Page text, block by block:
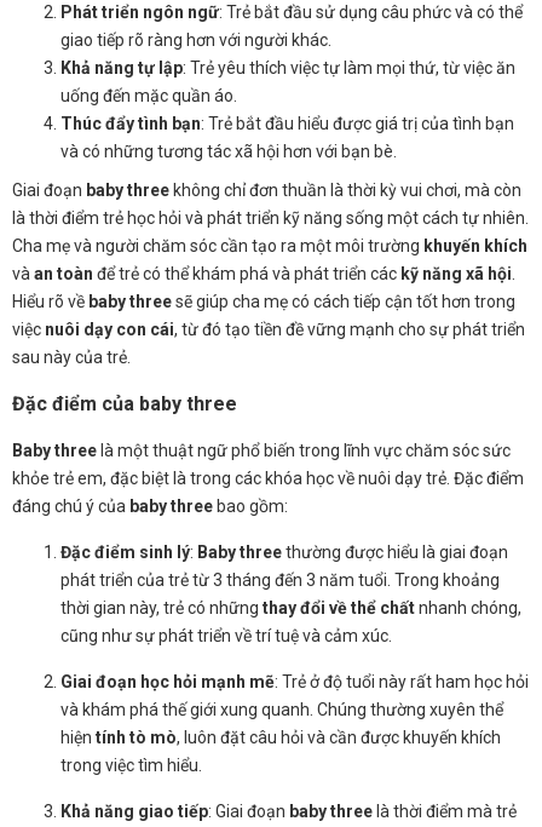
Phát triển ngôn ngữ: Trẻ bắt đầu sử dụng câu phức và có thể
giao tiếp rõ ràng hơn với người khác.
Khả năng tự lập: Trẻ yêu thích việc tự làm mọi thứ, từ việc ăn
uống đến mặc quần áo.
Thúc đẩy tình bạn: Trẻ bắt đầu hiểu được giá trị của tình bạn
và có những tương tác xã hội hơn với bạn bè.
Giai đoạn baby three không chỉ đơn thuần là thời kỳ vui chơi, mà còn
là thời điểm trẻ học hỏi và phát triển kỹ năng sống một cách tự nhiên.
Cha mẹ và người chăm sóc cần tạo ra một môi trường khuyến khích
và an toàn để trẻ có thể khám phá và phát triển các kỹ năng xã hội
Hiểu rõ về baby threesẽ giúp cha mẹ có cách tiếp cận tốt hơn trong
việc nuôi dạy con cái, từ đó tạo tiền đề vững mạnh cho sự phát triển
sau này của trẻ.
Đặc điểm của baby three
Baby three là một thuật ngữ phổ biến trong lĩnh vực chăm sóc sức
khỏe trẻ em, đặc biệt là trong các khóa học về nuôi dạy trẻ. Đặc điểm
đáng chú ý của baby three bao gồm:
Đặc điểm sinh lý: Baby threethường được hiểu là giai đoạn
phát triển của trẻ từ 3 tháng đến 3 năm tuổi. Trong khoảng
thời gian này, trẻ có những thay đổi về thể chấtnhanh chóng,
cũng như sự phát triển về trí tuệ và cảm xúc.
Giai đoạn học hỏi mạnh mẽ: Trẻ ở độ tuổi này rất ham học hỏi
và khám phá thế giới xung quanh. Chúng thường xuyên thể
hiện tính tò mò, luôn đặt câu hỏi và cần được khuyến khích
trong việc tìm hiểu.
Khả năng giao tiếp: Giai đoạn baby three là thời điểm mà trẻ